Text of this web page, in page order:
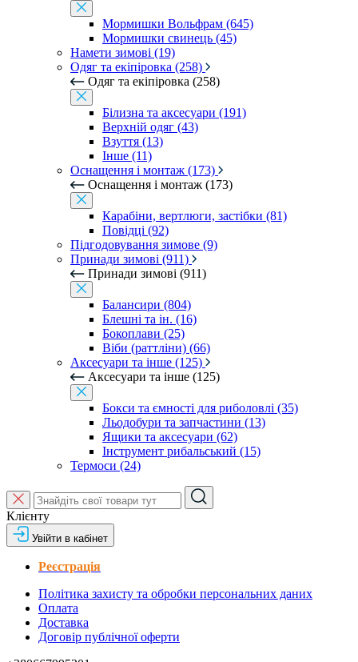
Мормишки Вольфрам (645)
Мормишки свинець (45)
Намети зимові (19)
Одяг та екіпіровка (258)
Одяг та екіпіровка (258)
Білизна та аксесуари (191)
Верхній одяг (43)
Взуття (13)
Інше (11)
Оснащення і монтаж (173)
Оснащення і монтаж (173)
Карабіни, вертлюги, застібки (81)
Повідці (92)
Підгодовування зимове (9)
Принади зимові (911)
Принади зимові (911)
Балансири (804)
Блешні та ін. (16)
Бокоплави (25)
Віби (раттліни) (66)
Аксесуари та інше (125)
Аксесуари та інше (125)
Бокси та ємності для риболовлі (35)
Льодобури та запчастини (13)
Ящики та аксесуари (62)
Інструмент рибальський (15)
Термоси (24)
Клієнту
Увійти в кабінет
Реєстрація
Політика захисту та обробки персональних даних
Оплата
Доставка
Договір публічної оферти